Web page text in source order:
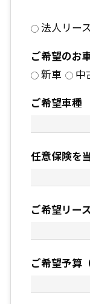
法人リース
ご希望のお
新車
中
ご希望車種
任意保険を
ご希望リー
ご希望予算